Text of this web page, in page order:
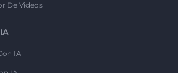
De Videos
IA